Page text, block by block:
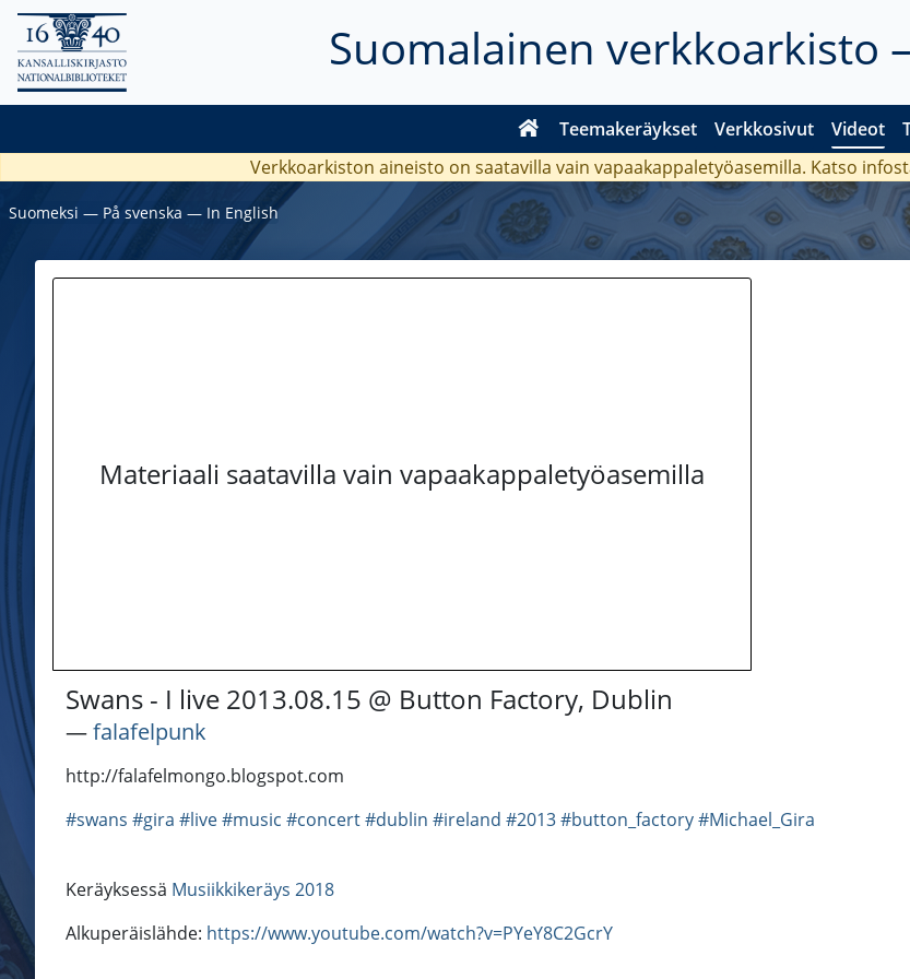
Suomalainen verkkoarkisto
Teemakeräykset Verkkosivut Videot
Verkkoarkiston aineisto on saatavilla vain vapaakappaletyöasemilla. Katso
Suomeksi ― På svenska ― In English
Materiaali saatavilla vain vapaakappaletyöasemilla
Swans - I live 2013.08.15 @ Button Factory, Dublin
―falafelpunk
http://falafelmongo.blogspot.com
#swans #gira #live#music #concert#dublin #ireland #2013#button_factory#Michael_Gira
Keräyksessä Musiikkikeräys 2018
Alkuperäislähde: https://www.youtube.com/watch?v=PYeY8C2GcrY